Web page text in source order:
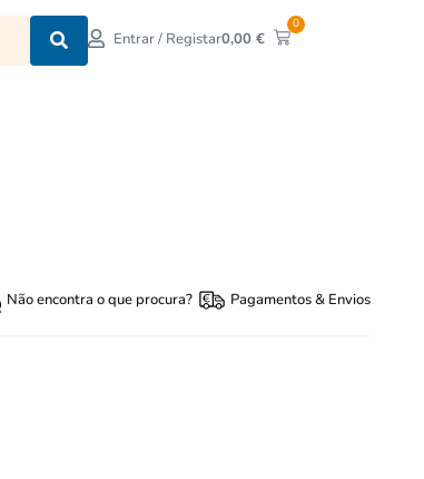
Entrar / Registar0,00€
0
Não encontra o que procura? Pagamentos & Envios